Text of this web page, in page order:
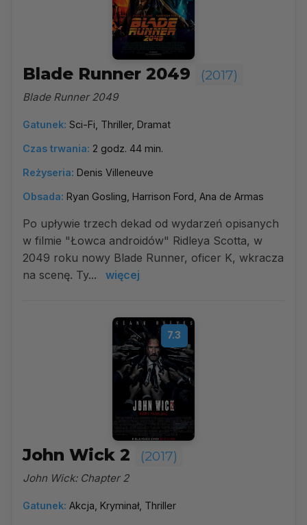
Blade Runner 2049 (2017)
Blade Runner 2049
Gatunek: Sci-Fi, Thriller, Dramat
Czas trwania: 2 godz. 44 min.
Reżyseria: Denis Villeneuve
Obsada: Ryan Gosling, Harrison Ford, Ana de Armas
Po upływie trzech dekad od wydarzeń opisanych
w filmie "Łowca androidów" Ridleya Scotta, w
2049 roku nowy Blade Runner, oficer K, wkracza
na scenę. Ty...
więcej
7.3
John Wick 2 (2017)
John Wick: Chapter 2
Gatunek: Akcja, Kryminał, Thriller